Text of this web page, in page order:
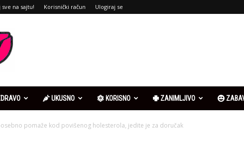
sve na sajtu! Korisnički račun Ulogiraj se
UKUSNO KORISNO ZANIMLJIVO
pomaže kod povišenog holesterola, jedite je za doručak